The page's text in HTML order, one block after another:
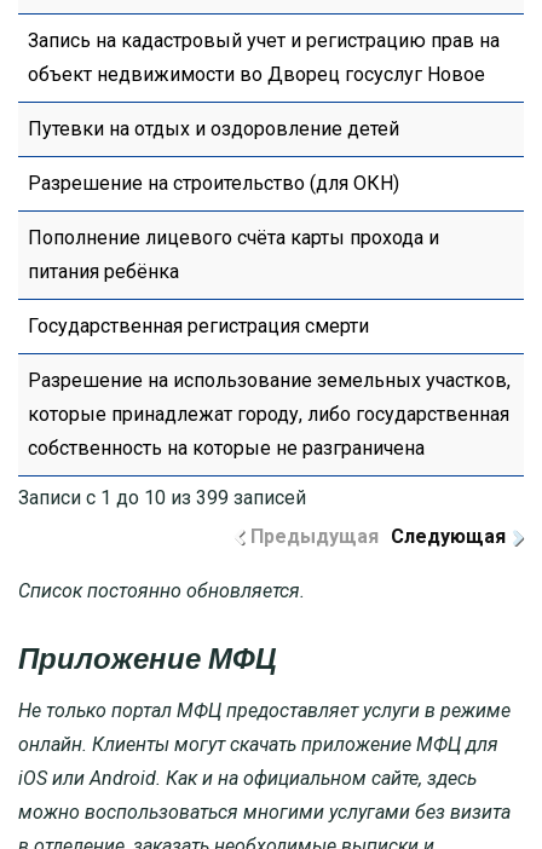
Запись на кадастровый учет и регистрацию прав на
объект недвижимости во Дворец госуслуг Новое
Путевки на отдых и оздоровление детей
Разрешение на строительство (для ОКН)
Пополнение лицевого счёта карты прохода и
питания ребёнка
Государственная регистрация смерти
Разрешение на использование земельных участков,
которые принадлежат городу, либо государственная
собственность на которые не разграничена
Записи с 1 до 10 из 399 записей
Предыдущая Следующая
Список постоянно обновляется.
Приложение МФЦ
Не только портал МФЦ предоставляет услуги в режиме
онлайн. Клиенты могут скачать приложение МФЦ для
iOS или Android. Как и на официальном сайте, здесь
можно воспользоваться многими услугами без визита